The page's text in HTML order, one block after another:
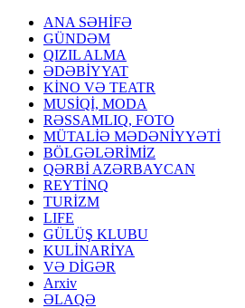
ANA SƏHİFƏ
GÜNDƏM
QIZIL ALMA
ƏDƏBİYYAT
KİNO VƏ TEATR
MUSİQİ, MODA
RƏSSAMLIQ, FOTO
MÜTALİƏ MƏDƏNİYYƏTİ
BÖLGƏLƏRİMİZ
QƏRBİ AZƏRBAYCAN
REYTİNQ
TURİZM
LIFE
GÜLÜŞ KLUBU
KULİNARİYA
VƏ DİGƏR
Arxiv
ƏLAQƏ